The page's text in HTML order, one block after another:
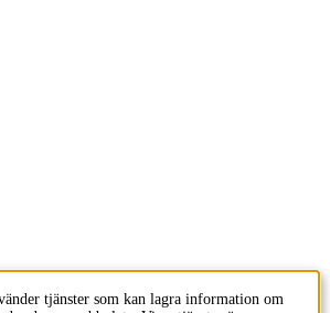
tjänster som kan lagra information om